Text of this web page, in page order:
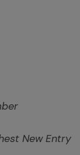
New Entry